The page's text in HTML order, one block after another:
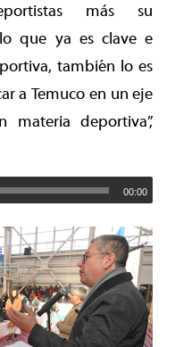
más su
que ya es clave e
también lo es
a Temuco en un eje
materia deportiva”,
00:00